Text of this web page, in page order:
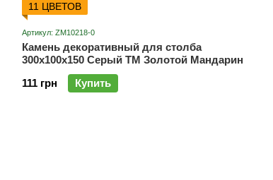
11 ЦВЕТОВ
Артикул: ZM10218-0
Камень декоративный для столба
300х100х150 Серый ТМ Золотой Мандарин
111 грн
Купить